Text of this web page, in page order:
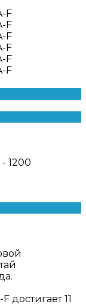
1200
достигает 11